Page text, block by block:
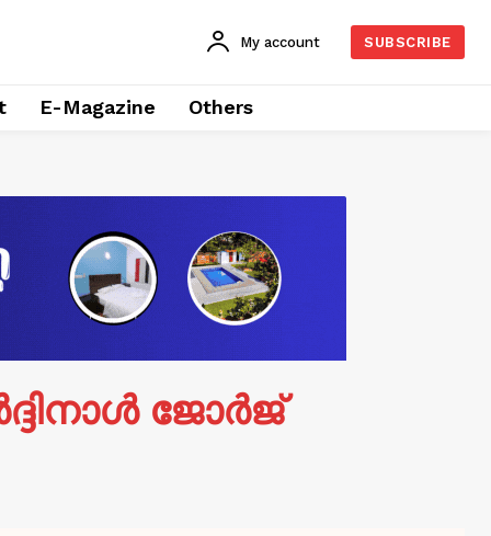
My account SUBSCRIBE
E-Magazine Others
ജോർജ്